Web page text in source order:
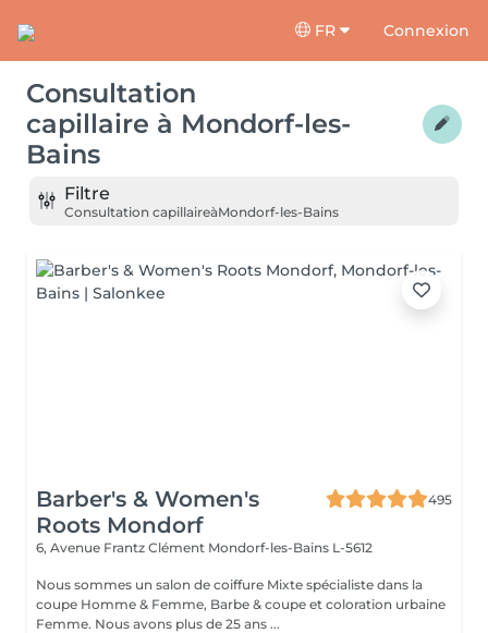
FR Connexion
Consultation
capillaire à Mondorf-les-
Bains
Filtre
Consultation capillaireàMondorf-les-Bains
Barber's & Women's
Roots Mondorf
495
6, Avenue Frantz Clément Mondorf-les-Bains L-5612
Nous sommes un salon de coiffure Mixte spécialiste dans la
coupe Homme & Femme, Barbe & coupe et coloration urbaine
Femme. Nous avons plus de 25 ans ...